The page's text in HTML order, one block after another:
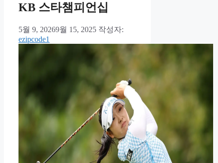
KB 스타챔피언십
5월 9, 20269월 15, 2025 작성자:
ezipcode1